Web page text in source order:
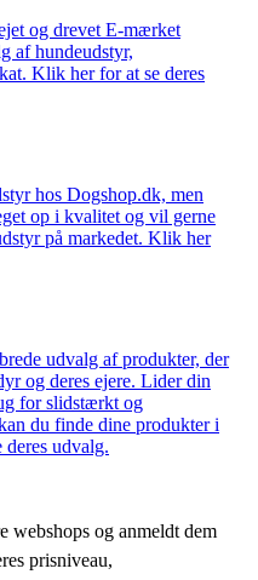
og drevet E-mærket
af hundeudstyr,
Klik her for at se deres
hos Dogshop.dk, men
op i kvalitet og vil gerne
på markedet. Klik her
udvalg af produkter, der
og deres ejere. Lider din
for slidstærkt og
du finde dine produkter i
udvalg.
webshops og anmeldt dem
prisniveau,